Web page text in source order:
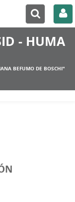
- HUMA
BEFUMO DE BOSCHI"